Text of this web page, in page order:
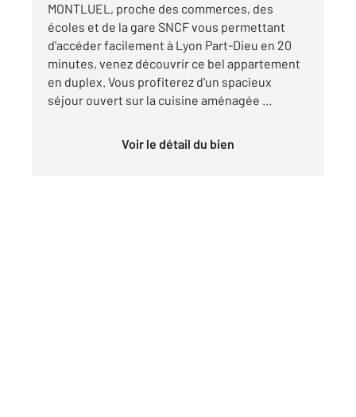
MONTLUEL, proche des commerces, des
écoles et de la gare SNCF vous permettant
d'accéder facilement à Lyon Part-Dieu en 20
minutes, venez découvrir ce bel appartement
en duplex. Vous profiterez d'un spacieux
séjour ouvert sur la cuisine aménagée ...
Voir le détail du bien